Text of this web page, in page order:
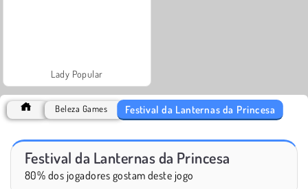
Lady Popular
Beleza Games Festival da Lanternas da Princesa
Festival da Lanternas da Princesa
80% dos jogadores gostam deste jogo